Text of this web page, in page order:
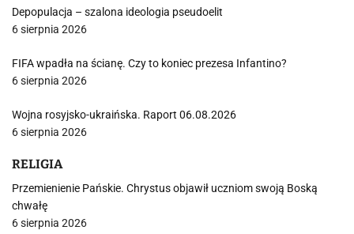
Depopulacja – szalona ideologia pseudoelit
6 sierpnia 2026
FIFA wpadła na ścianę. Czy to koniec prezesa Infantino?
6 sierpnia 2026
Wojna rosyjsko-ukraińska. Raport 06.08.2026
6 sierpnia 2026
RELIGIA
Przemienienie Pańskie. Chrystus objawił uczniom swoją Boską
chwałę
6 sierpnia 2026